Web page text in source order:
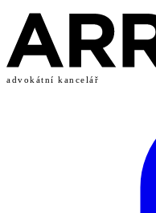
advokátní kancelář